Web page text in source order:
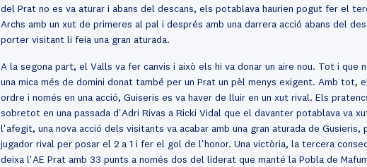
del Prat no es va aturar i abans del descans, els potablava haurien pogut fer el
Archs amb un xut de primeres al pal i després amb una darrera acció abans del
porter visitant li feia una gran aturada.
A la segona part, el Valls va fer canvis i això els hi va donar un aire nou. Tot i que
una mica més de domini donat també per un Prat un pèl menys exigent. Amb tot,
ordre i només en una acció, Guiseris es va haver de lluir en un xut rival. Els
sobretot en una passada d'Adri Rivas a Ricki Vidal que el davanter potablava va
l'afegit, una nova acció dels visitants va acabar amb una gran aturada de
jugador rival per posar el 2 a 1 i fer el gol de l'honor. Una victòria, la tercera
deixa l'AE Prat amb 33 punts a només dos del liderat que manté la Pobla de